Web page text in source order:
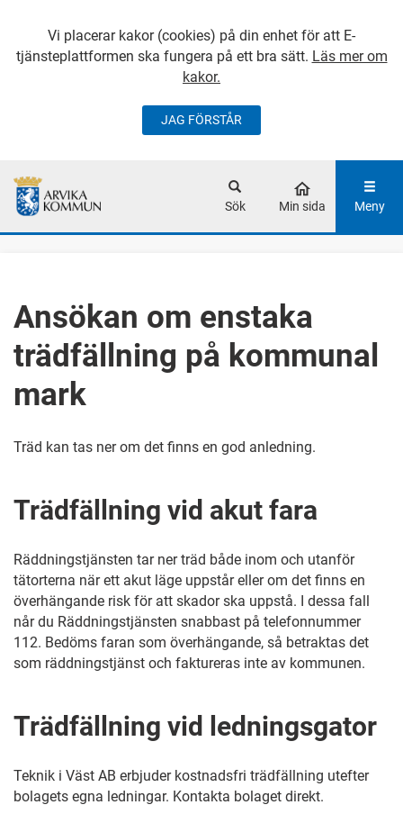
Vi placerar kakor (cookies) på din enhet för att E-
tjänsteplattformen ska fungera på ett bra sätt. Läs mer om
kakor.
JAG FÖRSTÅR
GÅ DIREKT TILL
Sök Min sida Meny
Ansökan om enstaka
trädfällning på kommunal
mark
Träd kan tas ner om det finns en god anledning.
Trädfällning vid akut fara
Räddningstjänsten tar ner träd både inom och utanför
tätorterna när ett akut läge uppstår eller om det finns en
överhängande risk för att skador ska uppstå. I dessa fall
når du Räddningstjänsten snabbast på telefonnummer
112. Bedöms faran som överhängande, så betraktas det
som räddningstjänst och faktureras inte av kommunen.
Trädfällning vid ledningsgator
Teknik i Väst AB erbjuder kostnadsfri trädfällning utefter
bolagets egna ledningar. Kontakta bolaget direkt.